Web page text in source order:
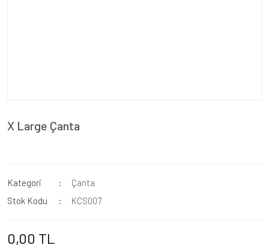
X Large Çanta
Kategori
Çanta
Stok Kodu
KCS007
0,00 TL